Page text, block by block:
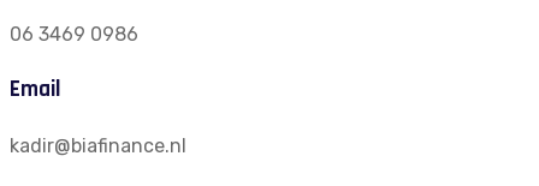
06 3469 0986
Email
kadir@biafinance.nl